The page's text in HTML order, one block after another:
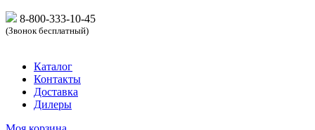
8-800-333-10-45
(Звонок бесплатный)
Каталог
Контакты
Доставка
Дилеры